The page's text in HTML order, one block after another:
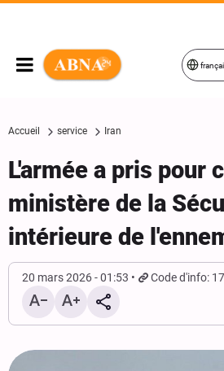
Accueil service Iran
L'armée a pris pour
ministère de la
intérieure de
20 mars 2026 - 01:53 Code d'info: